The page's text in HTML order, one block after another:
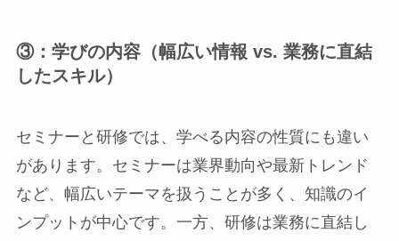
③：学びの内容（幅広い情報 vs. 業務に直結
したスキル）
セミナーと研修では、学べる内容の性質にも違い
があります。セミナーは業界動向や最新トレンド
など、幅広いテーマを扱うことが多く、知識のイ
ンプットが中心です。一方、研修は業務に直結し